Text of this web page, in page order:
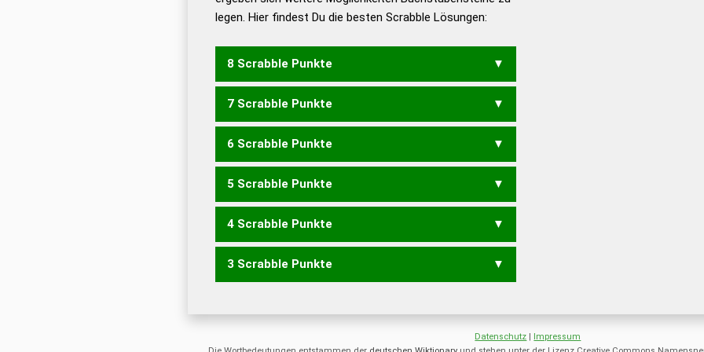
Duden – Deutsches
Universalwörterbuch
legen. Hier findest Du die besten Scrabble Lösungen:
8 Scrabble Punkte
GAREM GRAME MAGER
7 Scrabble Punkte
GAME GEMA GERM GRAM
6 Scrabble Punkte
MAG ARME MARE
5 Scrabble Punkte
ARM GARE RAGE
4 Scrabble Punkte
ERG GAR GER RAG REG
3 Scrabble Punkte
Datenschutz | Impressum